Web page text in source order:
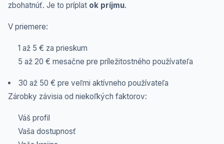
zbohatnúť. Je to príplat ok príjmu.
V priemere:
1 až 5 € za prieskum
5 až 20 € mesačne pre príležitostného používateľa
30 až 50 € pre veľmi aktívneho používateľa
Zárobky závisia od niekoľkých faktorov:
Váš profil
Vaša dostupnosť